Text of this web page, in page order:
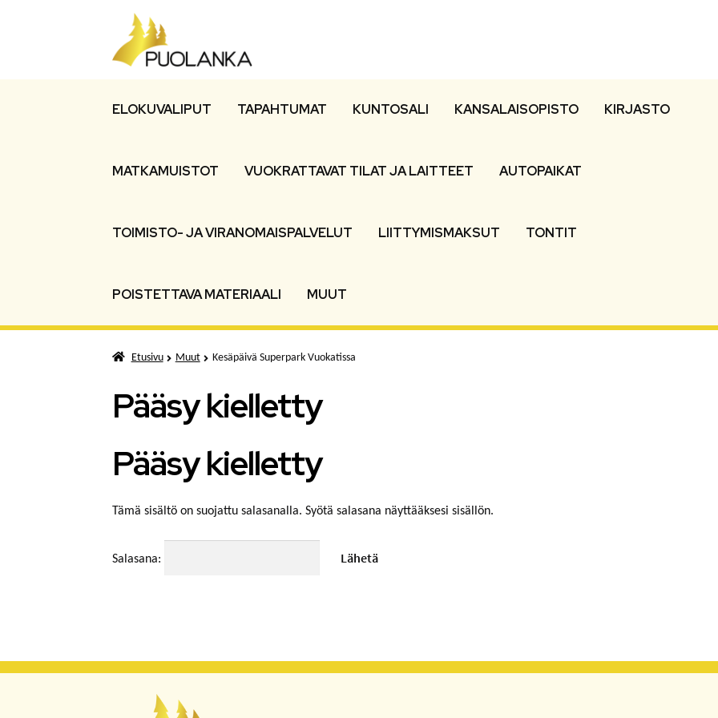
Siirry
navigointiin
Siirry
sisältöön
ELOKUVALIPUT TAPAHTUMAT KUNTOSALI KANSALAISOPISTO KIRJASTO
MATKAMUISTOT VUOKRATTAVAT TILAT JA LAITTEET AUTOPAIKAT
TOIMISTO- JA VIRANOMAISPALVELUT LIITTYMISMAKSUT TONTIT
POISTETTAVA MATERIAALI MUUT
Etusivu Muut Kesäpäivä Superpark Vuokatissa
Pääsy kielletty
Pääsy kielletty
Tämä sisältö on suojattu salasanalla. Syötä salasana näyttääksesi sisällön.
Salasana: